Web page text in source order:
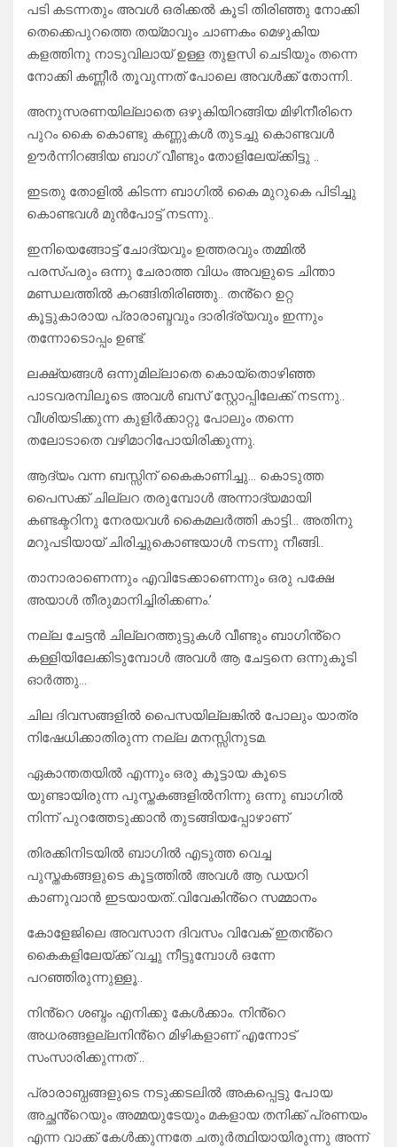
പടി കടന്നതും അവൾ ഒരിക്കൽ കൂടി തിരിഞ്ഞു നോക്കി
തെക്കെപുറത്തെ തയ്മാവും ചാണകം മെഴുകിയ
കളത്തിനു നാടുവിലായ് ഉള്ള തുളസി ചെടിയും തന്നെ
നോക്കി കണ്ണീർ തൂവുന്നത് പോലെ അവൾക്ക് തോന്നി..
അനുസരണയില്ലാതെ ഒഴുകിയിറങ്ങിയ മിഴിനീരിനെ
പുറം കൈ കൊണ്ടു കണ്ണുകൾ തുടച്ചു കൊണ്ടവൾ
ഊർന്നിറങ്ങിയ ബാഗ് വീണ്ടും തോളിലേയ്ക്കിട്ടു ..
ഇടതു തോളിൽ കിടന്ന ബാഗിൽ കൈ മുറുകെ പിടിച്ചു
കൊണ്ടവൾ മുൻപോട്ട് നടന്നു..
ഇനിയെങ്ങോട്ട് ചോദ്യവും ഉത്തരവും തമ്മിൽ
പരസ്പരും ഒന്നു ചേരാത്ത വിധം അവളുടെ ചിന്താ
മണ്ഡലത്തിൽ കറങ്ങിതിരിഞ്ഞു.. തൻ്റെ ഉറ്റ
കൂട്ടുകാരായ പ്രാരാബ്ദവും ദാരിദ്ര്യവും ഇന്നും
തന്നോടൊപ്പം ഉണ്ട്.
ലക്ഷ്യങ്ങൾ ഒന്നുമില്ലാതെ കൊയ്തൊഴിഞ്ഞ
പാടവരമ്പിലൂടെ അവൾ ബസ് സ്റ്റോപ്പിലേക്ക് നടന്നു..
വീശിയടിക്കുന്ന കുളിർക്കാറ്റു പോലും തന്നെ
തലോടാതെ വഴിമാറിപോയിരിക്കുന്നു.
ആദ്യം വന്ന ബസ്സിന് കൈകാണിച്ചു… കൊടുത്ത
പൈസക്ക് ചില്ലറ തരുമ്പോൾ അന്നാദ്യമായി
കണ്ടക്ടറിനു നേരയവൾ കൈമലർത്തി കാട്ടി… അതിനു
മറുപടിയായ് ചിരിച്ചുകൊണ്ടയാൾ നടന്നു നീങ്ങി..
താനാരാണെന്നും എവിടേക്കാണെന്നും ഒരു പക്ഷേ
അയാൾ തീരുമാനിച്ചിരിക്കണം.’
നല്ല ചേട്ടൻ ചില്ലറത്തുട്ടുകൾ വീണ്ടും ബാഗിൻ്റെ
കള്ളിയിലേക്കിടുമ്പോൾ അവൾ ആ ചേട്ടനെ ഒന്നുകൂടി
ഓർത്തു…
ചില ദിവസങ്ങളിൽ പൈസയില്ലങ്കിൽ പോലും യാത്ര
നിഷേധിക്കാതിരുന്ന നല്ല മനസ്സിനുടമ.
ഏകാന്തതയിൽ എന്നും ഒരു കൂട്ടായ കൂടെ
യുണ്ടായിരുന്ന പുസ്തകങ്ങളിൽനിന്നു ഒന്നു ബാഗിൽ
നിന്ന് പുറത്തേടുക്കാൻ തുടങ്ങിയപ്പോഴാണ്
തിരക്കിനിടയിൽ ബാഗിൽ എടുത്ത വെച്ച
പുസ്തകങ്ങളുടെ കൂട്ടത്തിൽ അവൾ ആ ഡയറി
കാണുവാൻ ഇടയായത്..വിവേകിൻ്റെ സമ്മാനം
കോളേജിലെ അവസാന ദിവസം വിവേക് ഇതൻ്റെ
കൈകളിലേയ്ക്ക് വച്ചു നീട്ടുമ്പോൾ ഒന്നേ
പറഞ്ഞിരുന്നുള്ളൂ..
നിൻ്റെ ശബ്ദം എനിക്കു കേൾക്കാം. നിൻ്റെ
അധരങ്ങളല്ലനിൻ്റെ മിഴികളാണ് എന്നോട്
സംസാരിക്കുന്നത് ..
പ്രാരാബ്ധങ്ങളുടെ നടുക്കടലിൽ അകപ്പെട്ടു പോയ
അച്ഛൻ്റെയും അമ്മയുടേയും മകളായ തനിക്ക് പ്രണയം
എന്ന വാക്ക് കേൾക്കുന്നതേ ചതുർത്ഥിയായിരുന്നു അന്ന്